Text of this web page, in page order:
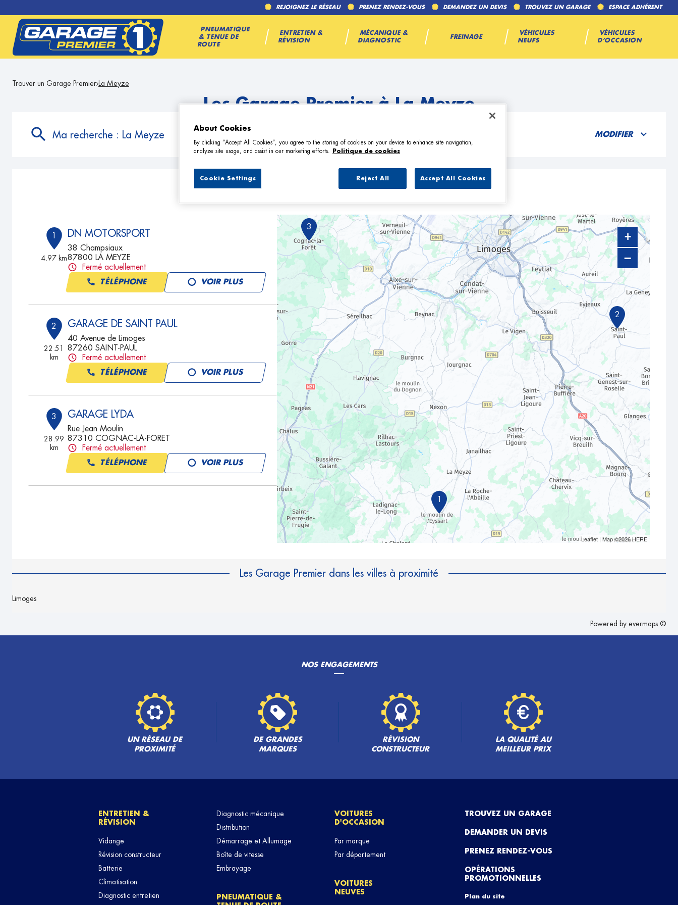
REJOIGNEZ LE RÉSEAU PRENEZ RENDEZ-VOUS DEMANDEZ UN DEVIS TROUVEZ UN GARAGE ESPACE ADHÉRENT
PNEUMATIQUE
& TENUE DE
ROUTE
ENTRETIEN &
RÉVISION
MÉCANIQUE &
DIAGNOSTIC
FREINAGE
VÉHICULES
NEUFS
VÉHICULES
D’OCCASION
Trouver un Garage Premier La Meyze
Les Garage Premier à La Meyze
Ma recherche : La Meyze MODIFIER
3 Garage Premier à La Meyze
1
4.97 km
DN MOTORSPORT
38 Champsiaux
87800 LA MEYZE
Fermé actuellement
TÉLÉPHONE VOIR PLUS
2
22.51
km
GARAGE DE SAINT PAUL
40 Avenue de Limoges
87260 SAINT-PAUL
Fermé actuellement
TÉLÉPHONE VOIR PLUS
3
28.99
km
GARAGE LYDA
Rue Jean Moulin
87310 COGNAC-LA-FORET
Fermé actuellement
TÉLÉPHONE VOIR PLUS
3
2
1
+
−
Leaflet| Map ©2026HERE
Les Garage Premier dans les villes à proximité
Limoges
Powered by evermaps ©
NOS ENGAGEMENTS
UN RÉSEAU DE
PROXIMITÉ
DE GRANDES
MARQUES
RÉVISION
CONSTRUCTEUR
LA QUALITÉ AU
MEILLEUR PRIX
ENTRETIEN &
RÉVISION
Vidange
Révision constructeur
Batterie
Climatisation
Diagnostic entretien
Diagnostic mécanique
Distribution
Démarrage et Allumage
Boîte de vitesse
Embrayage
PNEUMATIQUE &
VOITURES
D'OCCASION
Par marque
Par département
VOITURES
NEUVES
TROUVEZ UN GARAGE
DEMANDER UN DEVIS
PRENEZ RENDEZ-VOUS
OPÉRATIONS
PROMOTIONNELLES
Plan du site
About Cookies
By clicking “Accept All Cookies”, you agree to the storing of cookies on your device to enhance site navigation,
analyze site usage, and assist in our marketing efforts.
Politique de cookies
Reject All Accept All Cookies
Cookie Settings